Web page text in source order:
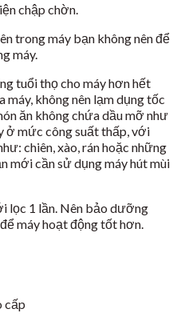
chập chờn.
trong máy bạn không nên để
máy.
tuổi thọ cho máy hơn hết
máy, không nên lạm dụng tốc
ăn không chứa dầu mỡ như
ở mức công suất thấp, với
chiên, xào, rán hoặc những
mới cần sử dụng máy hút mùi
lọc 1 lần. Nên bảo dưỡng
máy hoạt động tốt hơn.
cấp